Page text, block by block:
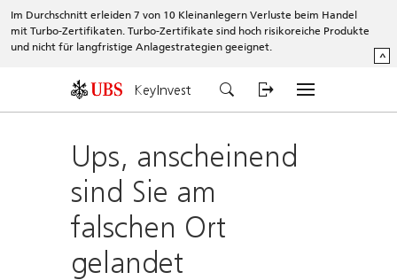
Im Durchschnitt erleiden 7 von 10 Kleinanlegern Verluste beim Handel
mit Turbo-Zertifikaten. Turbo-Zertifikate sind hoch risikoreiche Produkte
und nicht für langfristige Anlagestrategien geeignet.
^
KeyInvest
Ups, anscheinend
sind Sie am
falschen Ort
gelandet